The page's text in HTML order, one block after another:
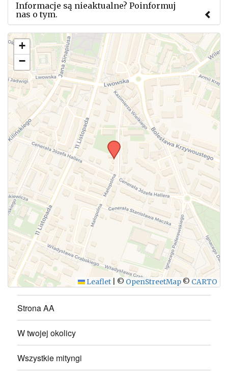
Informacje są nieaktualne? Poinformuj
nas o tym.
Użyj tego formularza aby przesłać informację o
zmianach w powyższym mityngu.
WYŚLIJ
+
−
Leaflet © OpenStreetMap © CARTO
Strona AA
W twojej okolicy
Wszystkie mityngi